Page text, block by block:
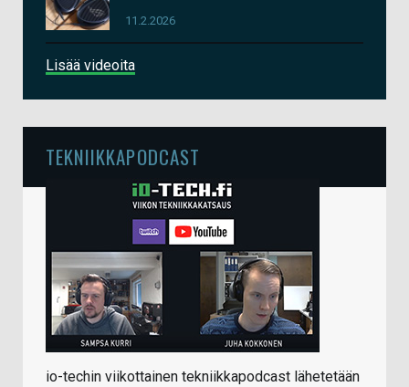
11.2.2026
Lisää videoita
TEKNIIKKAPODCAST
io-techin viikottainen tekniikkapodcast lähetetään